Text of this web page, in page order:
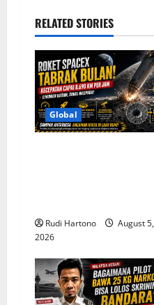
v
i
g
a
t
n
RELATED STORIES
Global
Rudi Hartono
August 5,
2026